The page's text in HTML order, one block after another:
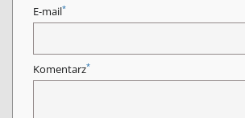
E-mail*
Komentarz*